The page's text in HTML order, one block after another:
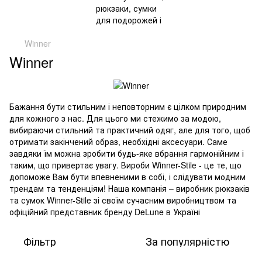
Winner
Winner
Бажання бути стильним і неповторним є цілком природним
для кожного з нас. Для цього ми стежимо за модою,
вибираючи стильний та практичний одяг, але для того, щоб
отримати закінчений образ, необхідні аксесуари. Саме
завдяки їм можна зробити будь-яке вбрання гармонійним і
таким, що привертає увагу. Вироби Winner-Stile - це те, що
допоможе Вам бути впевненими в собі, і слідувати модним
трендам та тенденціям! Наша компанія – виробник рюкзаків
та сумок Winner-Stile зі своїм сучасним виробництвом та
офіційний представник бренду DeLune в Україні
Фільтр За популярністю